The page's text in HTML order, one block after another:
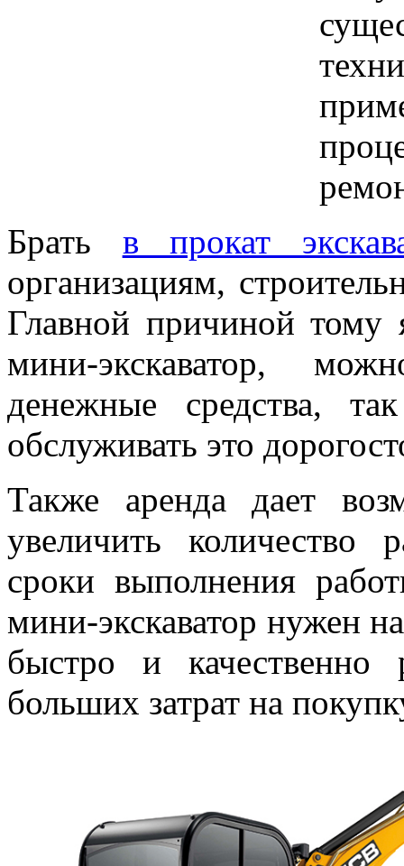
Брать в прокат
организациям,
Главной причиной тому
мини-экскаватор,
денежные средства,
обслуживать это
Также аренда дает
увеличить
сроки выполнения
мини-экскаватор нужен
быстро и качественно
больших затрат на